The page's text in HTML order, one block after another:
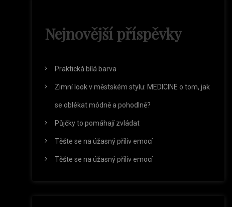
Nejnovější příspěvky
Praktická bílá barva
Zimní look v městském stylu: MEDICINE o tom, jak
se oblékat módně a pohodlně?
Půjčky to pomáhají zvládat
Těšte se na úžasný příliv emocí
Těšte se na úžasný příliv emocí